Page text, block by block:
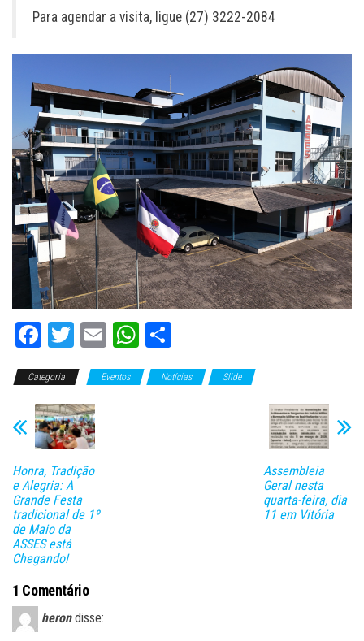
Para agendar a visita, ligue (27) 3222-2084
Fa
ce
bo
ok
T
wi
tt
er
E
m
ail
W
ha
ts
o
m
Categoria Eventos Notícias Slide
Honra, Tradição
e Alegria: A
Grande Festa
tradicional de 1º
de Maio da
ASSES está
Chegando!
Assembleia
Geral nesta
quarta-feira, dia
11 em Vitória
1 Comentário
heron disse: